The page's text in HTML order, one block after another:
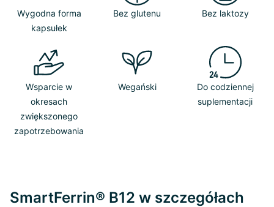
Wygodna forma
kapsułek
Bez glutenu Bez laktozy
Wsparcie w
okresach
zwiększonego
zapotrzebowania
Wegański
Do codziennej
suplementacji
SmartFerrin® B12 w szczegółach